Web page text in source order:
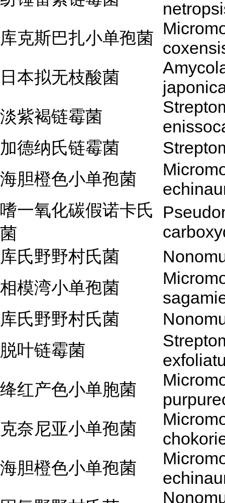
库克斯巴扎小单孢菌
日本拟无枝酸菌
淡紫褐链霉菌
加德纳氏链霉菌
海胆橙色小单孢菌
嗜一氧化碳假诺卡氏
菌
库氏野野村氏菌
相模湾小单孢菌
库氏野野村氏菌
脱叶链霉菌
绛红产色小单胞菌
克奈尼亚小单孢菌
海胆橙色小单孢菌